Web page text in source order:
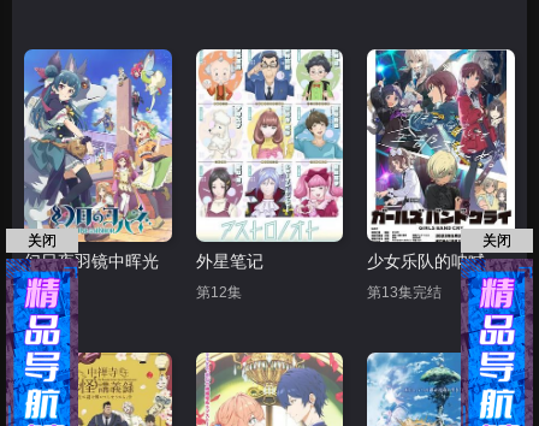
幻日夜羽镜中晖光
第13集
外星笔记
第12集
少女乐队的呐喊
第13集完结
关闭 关闭